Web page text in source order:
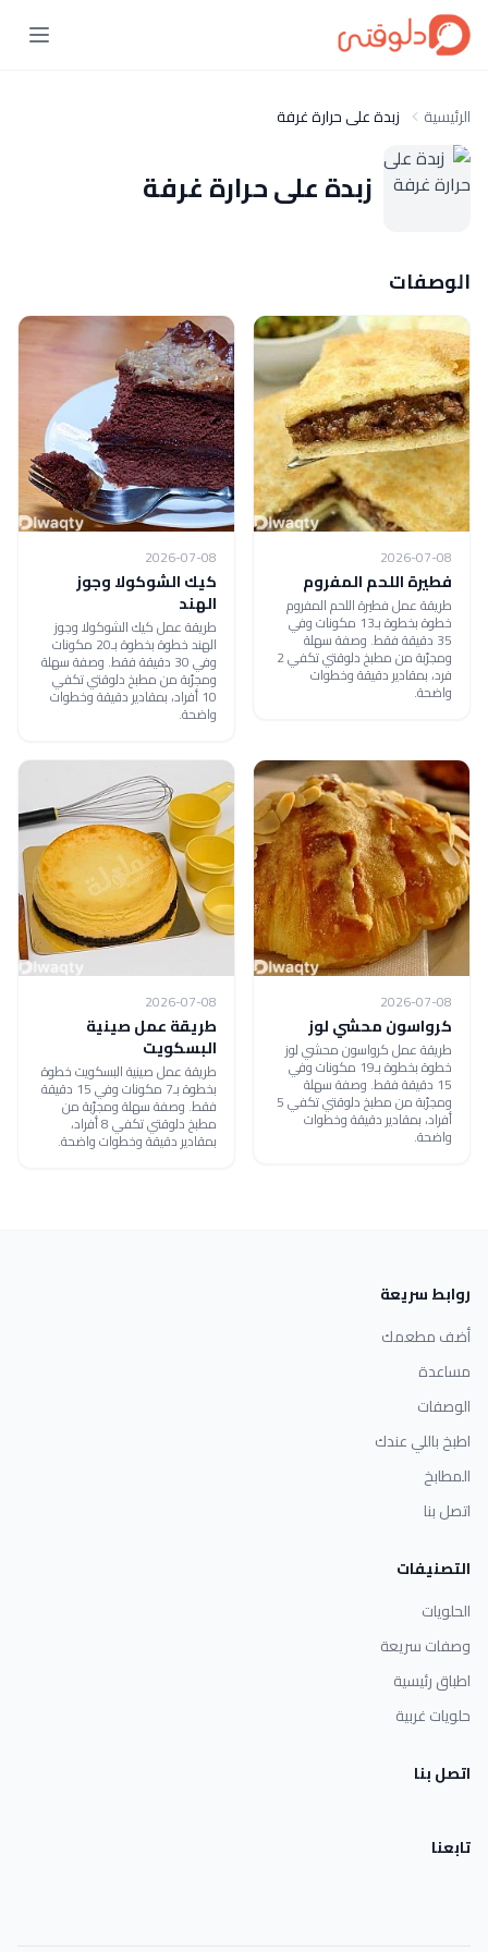
الرئيسية زبدة على حرارة غرفة
زبدة على حرارة غرفة
الوصفات
2026-07-08
فطيرة اللحم المفروم
طريقة عمل فطيرة اللحم المفروم
خطوة بخطوة بـ13 مكونات وفي
35 دقيقة فقط. وصفة سهلة
ومجرّبة من مطبخ دلوقتي تكفي 2
فرد، بمقادير دقيقة وخطوات
واضحة.
2026-07-08
كيك الشوكولا وجوز
الهند
طريقة عمل كيك الشوكولا وجوز
الهند خطوة بخطوة بـ20 مكونات
وفي 30 دقيقة فقط. وصفة سهلة
ومجرّبة من مطبخ دلوقتي تكفي
10 أفراد، بمقادير دقيقة وخطوات
واضحة.
2026-07-08
كرواسون محشي لوز
طريقة عمل كرواسون محشي لوز
خطوة بخطوة بـ19 مكونات وفي
15 دقيقة فقط. وصفة سهلة
ومجرّبة من مطبخ دلوقتي تكفي 5
أفراد، بمقادير دقيقة وخطوات
واضحة.
2026-07-08
طريقة عمل صينية
البسكويت
طريقة عمل صينية البسكويت خطوة
بخطوة بـ7 مكونات وفي 15 دقيقة
فقط. وصفة سهلة ومجرّبة من
مطبخ دلوقتي تكفي 8 أفراد،
بمقادير دقيقة وخطوات واضحة.
روابط سريعة
أضف مطعمك
مساعدة
الوصفات
اطبخ باللي عندك
المطابخ
اتصل بنا
التصنيفات
الحلويات
وصفات سريعة
اطباق رئيسية
حلويات غربية
اتصل بنا
تابعنا